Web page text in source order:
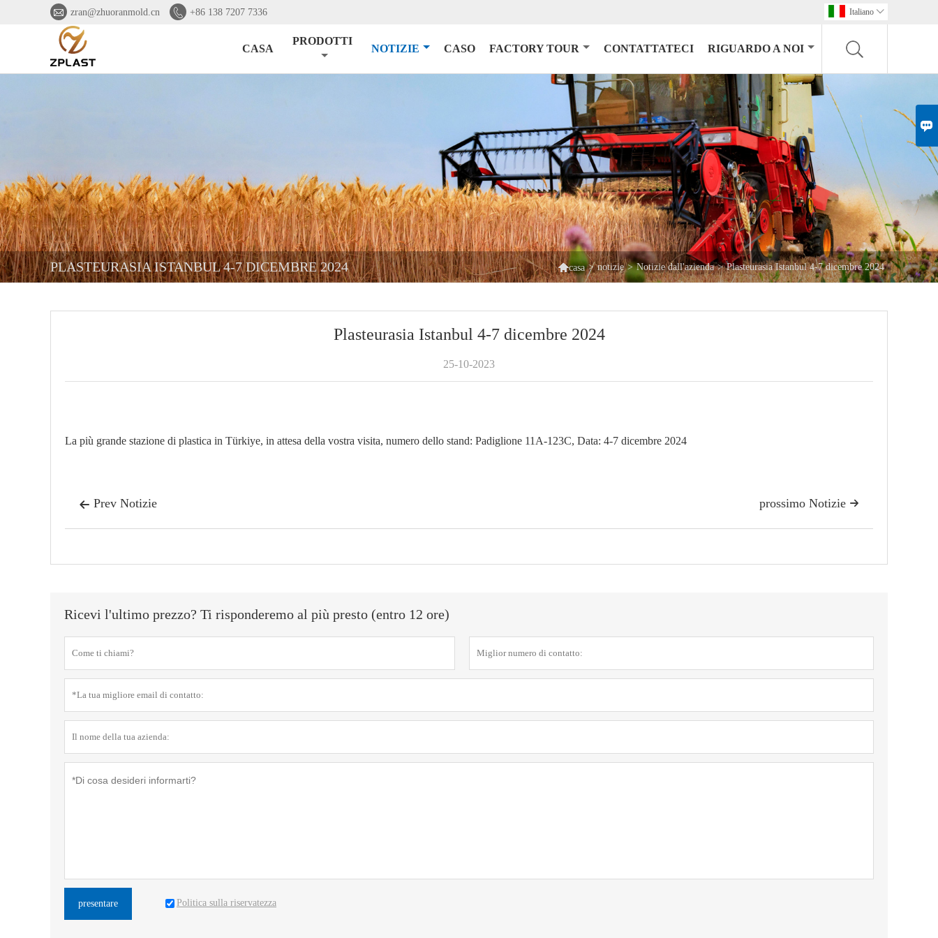

 zran@zhuoranmold.cn  +86 138 7207 7336 Italiano 
CASA
PRODOTTI
NOTIZIE CASO FACTORY TOUR CONTATTATECI RIGUARDO A NOI
PLASTEURASIA ISTANBUL 4-7 DICEMBRE 2024 casa > notizie > Notizie dall'azienda > Plasteurasia Istanbul 4-7 dicembre 2024
Plasteurasia Istanbul 4-7 dicembre 2024
25-10-2023
La più grande stazione di plastica in Türkiye, in attesa della vostra visita, numero dello stand: Padiglione 11A-123C, Data: 4-7 dicembre 2024
 Prev Notizie 
prossimo Notizie
Ricevi l'ultimo prezzo? Ti risponderemo al più presto (entro 12 ore)
presentare Politica sulla riservatezza